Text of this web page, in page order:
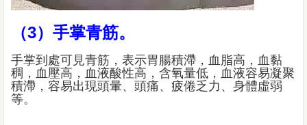
（3）手掌青筋。
手掌到處可見青筋，表示胃腸積滯，血脂高，血黏
稠，血壓高，血液酸性高，含氧量低，血液容易凝聚
積滯，容易出現頭暈、頭痛、疲倦乏力、身體虛弱
等。